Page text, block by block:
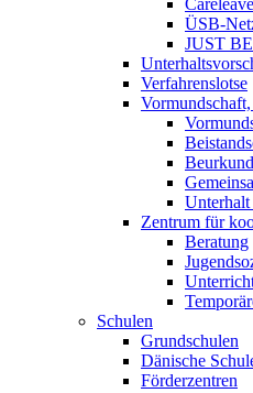
ÜSB-
JUST
Verfahrenslotse
Zentrum für
Beratung
Schulen
Grundschulen
Dänische
Förderzentren